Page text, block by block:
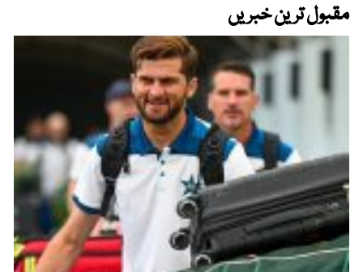
مقبول ترین خبریں